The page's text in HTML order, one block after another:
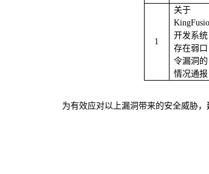
1
关于
开发系统
存在弱口
令漏洞的
情况通报
为有效应对以上漏洞带来的安全威胁，